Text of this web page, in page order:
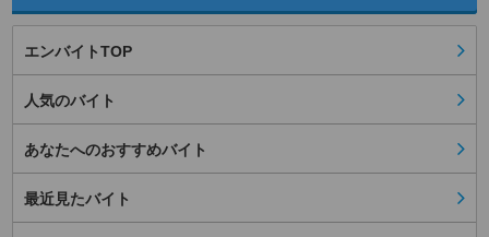
エンバイトTOP
人気のバイト
あなたへのおすすめバイト
最近見たバイト